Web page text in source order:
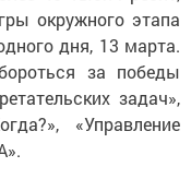
окружного этапа
дня, 13 марта.
за победы
задач»,
«Управление